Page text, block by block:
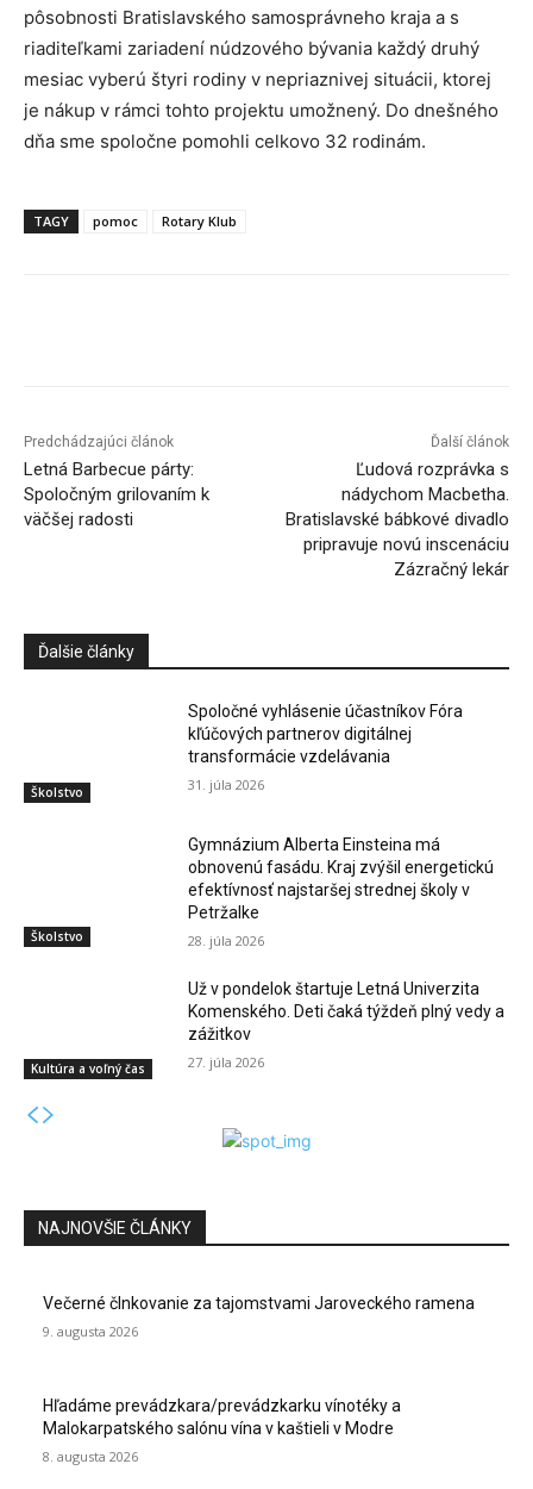
pôsobnosti Bratislavského samosprávneho kraja a s
riaditeľkami zariadení núdzového bývania každý druhý
mesiac vyberú štyri rodiny v nepriaznivej situácii, ktorej
je nákup v rámci tohto projektu umožnený. Do dnešného
dňa sme spoločne pomohli celkovo 32 rodinám.
TAGY pomoc Rotary Klub
Predchádzajúci článok
Letná Barbecue párty:
Spoločným grilovaním k
väčšej radosti
Ďalší článok
Ľudová rozprávka s
nádychom Macbetha.
Bratislavské bábkové divadlo
pripravuje novú inscenáciu
Zázračný lekár
Ďalšie články
Školstvo
Spoločné vyhlásenie účastníkov Fóra
kľúčových partnerov digitálnej
transformácie vzdelávania
31. júla 2026
Školstvo
Gymnázium Alberta Einsteina má
obnovenú fasádu. Kraj zvýšil energetickú
efektívnosť najstaršej strednej školy v
Petržalke
28. júla 2026
Kultúra a voľný čas
Už v pondelok štartuje Letná Univerzita
Komenského. Deti čaká týždeň plný vedy a
zážitkov
27. júla 2026
NAJNOVŠIE ČLÁNKY
Večerné člnkovanie za tajomstvami Jaroveckého ramena
9. augusta 2026
Hľadáme prevádzkara/prevádzkarku vínotéky a
Malokarpatského salónu vína v kaštieli v Modre
8. augusta 2026